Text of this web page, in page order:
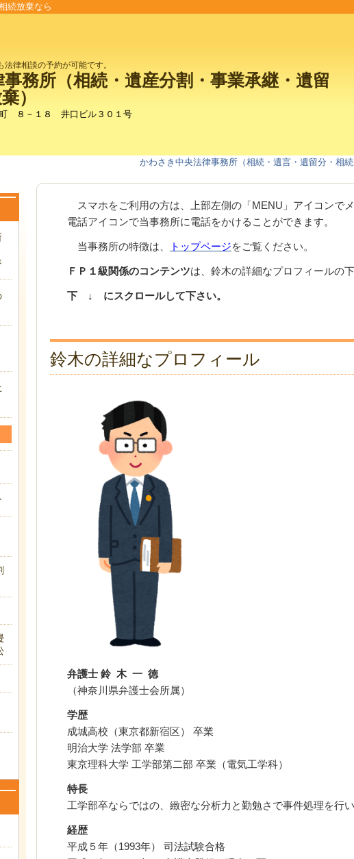
続放棄なら
法律相談の予約が可能です。
務所（相続・遺産分割・事業承継・遺留
）
８－１８ 井口ビル３０１号
かわさき中央法律事務所（相続・遺言・遺留分・相
スマホをご利用の方は、上部左側の「MENU」アイコンで
電話アイコンで当事務所に電話をかけることができます。
当事務所の特徴は、 トップページをご覧ください。
ＦＰ１級関係のコンテンツは、鈴木の詳細なプロフィール
下 ↓ にスクロールして下さい。
鈴木の詳細なプロフィール
弁護士 鈴 木 一 徳
（神奈川県弁護士会所属）
学歴
成城高校（東京都新宿区） 卒業
明治大学 法学部 卒業
東京理科大学 工学部第二部 卒業（電気工学科）
特長
工学部卒ならではの、緻密な分析力と勤勉さで事件処理を行
経歴
平成５年（1993年） 司法試験合格